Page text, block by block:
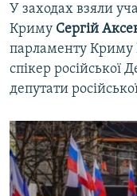
У заходах взяли
Криму Сергій
парламенту Криму
спікер російської
депутати